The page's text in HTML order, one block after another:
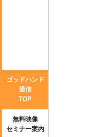
ゴッドハンド
通信
TOP
無料映像
セミナー案内